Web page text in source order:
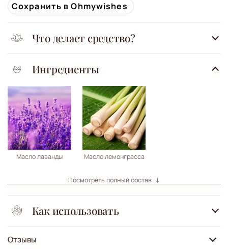
Сохранить в Ohmywishes
Что делает средство?
Ингредиенты
Масло лаванды Масло лемонграсса
Посмотреть полный состав
Как использовать
Отзывы